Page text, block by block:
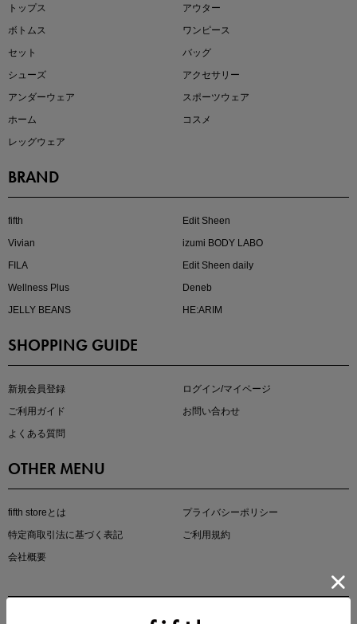
大人の着映えアイテム5選
マストバイアイテム
トップス
アウター
ボトムス
ワンピース
セット
バッグ
シューズ
アクセサリー
アンダーウェア
スポーツウェア
ホーム
コスメ
レッグウェア
BRAND
fifth
Edit Sheen
Vivian
izumi BODY LABO
FILA
Edit Sheen daily
Wellness Plus
Deneb
JELLY BEANS
HE:ARIM
SHOPPING GUIDE
新規会員登録
ログイン/マイページ
ご利用ガイド
お問い合わせ
よくある質問
OTHER MENU
fifth storeとは
プライバシーポリシー
特定商取引法に基づく表記
ご利用規約
会社概要